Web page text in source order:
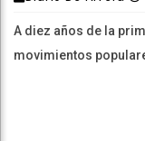
A diez años de la
movimientos